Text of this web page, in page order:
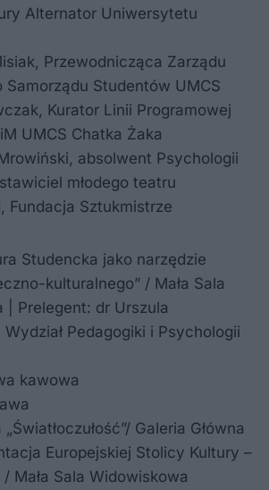
Alternator Uniwersytetu
Przewodnicząca Zarządu
Samorządu Studentów UMCS
Kurator Linii Programowej
UMCS Chatka Żaka
absolwent Psychologii
młodego teatru
Fundacja Sztukmistrze
Studencka jako narzędzie
kulturalnego” / Mała Sala
| Prelegent: dr Urszula
Pedagogiki i Psychologii
kawowa
Galeria Główna
Europejskiej Stolicy Kultury –
Mała Sala Widowiskowa